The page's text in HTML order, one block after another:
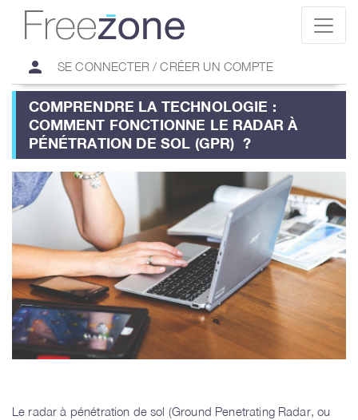
person SE CONNECTER / CRÉER UN COMPTE
COMPRENDRE LA TECHNOLOGIE :
COMMENT FONCTIONNE LE RADAR À
PÉNÉTRATION DE SOL (GPR) ?
Le radar à pénétration de sol (Ground Penetrating Radar, ou